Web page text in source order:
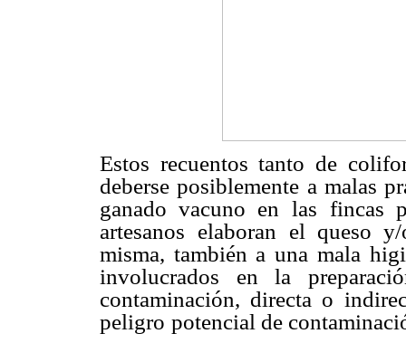
Estos recuentos tanto de
deberse posiblemente a malas
ganado vacuno en las fincas
artesanos elaboran el queso
misma, también a una mala
involucrados en la
contaminación, directa o
peligro potencial de